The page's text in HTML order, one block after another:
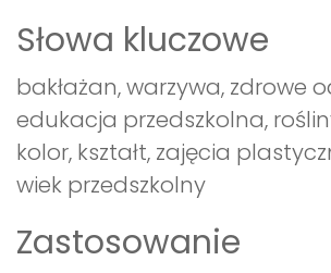
Słowa kluczowe
bakłażan, warzywa, zdrowe
edukacja przedszkolna,
kolor, kształt, zajęcia
wiek przedszkolny
Zastosowanie